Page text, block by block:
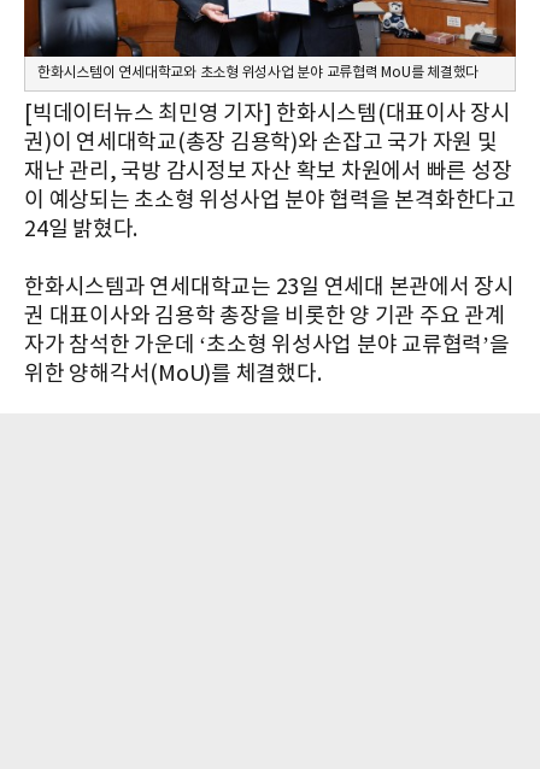
한화시스템이 연세대학교와 초소형 위성사업 분야 교류협력 MoU를 체결했다
[빅데이터뉴스 최민영 기자] 한화시스템(대표이사 장시
권)이 연세대학교(총장 김용학)와 손잡고 국가 자원 및
재난 관리, 국방 감시정보 자산 확보 차원에서 빠른 성장
이 예상되는 초소형 위성사업 분야 협력을 본격화한다고
24일 밝혔다.
한화시스템과 연세대학교는 23일 연세대 본관에서 장시
권 대표이사와 김용학 총장을 비롯한 양 기관 주요 관계
자가 참석한 가운데 ‘초소형 위성사업 분야 교류협력’을
위한 양해각서(MoU)를 체결했다.